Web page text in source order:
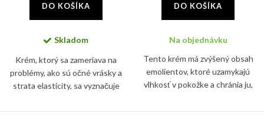
DO KOŠÍKA
Skladom
Krém, ktorý sa zameriava na
problémy, ako sú očné vrásky a
strata elasticity, sa vyznačuje
DO KOŠÍKA
Na objednávku
Tento krém má zvýšený obsah
emolientov, ktoré uzamykajú
vlhkosť v pokožke a chránia ju,